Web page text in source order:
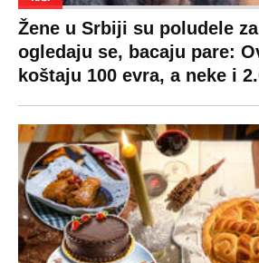
Žene u Srbiji su poludele
ogledaju se, bacaju pare:
koštaju 100 evra, a neke i